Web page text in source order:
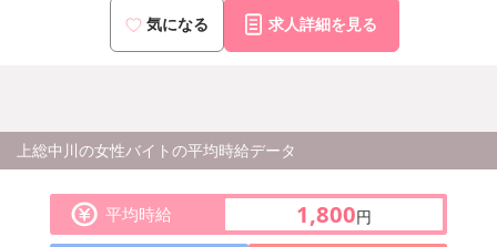
気になる 求人詳細を見る
上総中川の女性バイトの平均時給データ
平均時給 1,800円